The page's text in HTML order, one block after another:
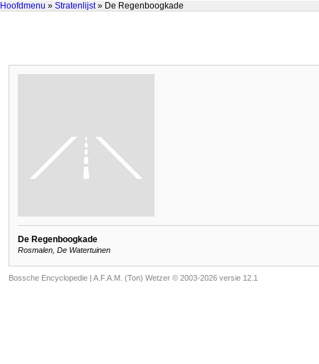
Hoofdmenu » Stratenlijst» De Regenboogkade
De Regenboogkade
Rosmalen, De Watertuinen
Bossche Encyclopedie | A.F.A.M. (Ton) Wetzer © 2003-2026 versie 12.1